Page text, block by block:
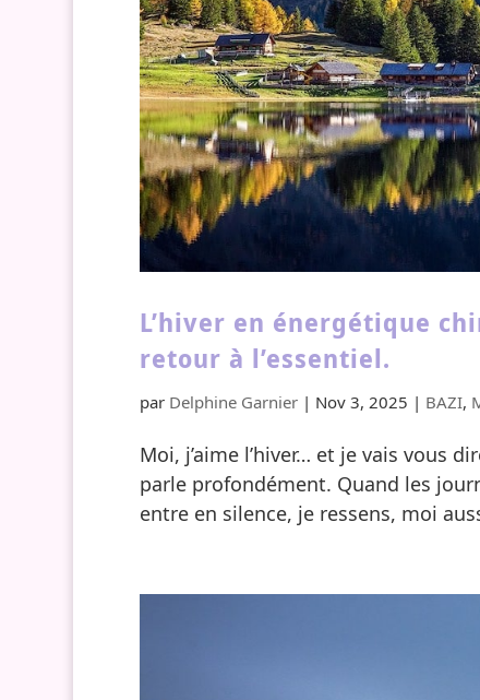
L’hiver en énergétique
retour à l’essentiel.
par Delphine Garnier| Nov 3, 2025 | BAZI,
Moi, j’aime l’hiver… et je vais vous
parle profondément. Quand les
entre en silence, je ressens, moi